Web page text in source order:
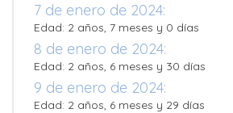
7 de enero de 2024:
Edad: 2 años, 7 meses y 0 días
8 de enero de 2024:
Edad: 2 años, 6 meses y 30 días
9 de enero de 2024:
Edad: 2 años, 6 meses y 29 días